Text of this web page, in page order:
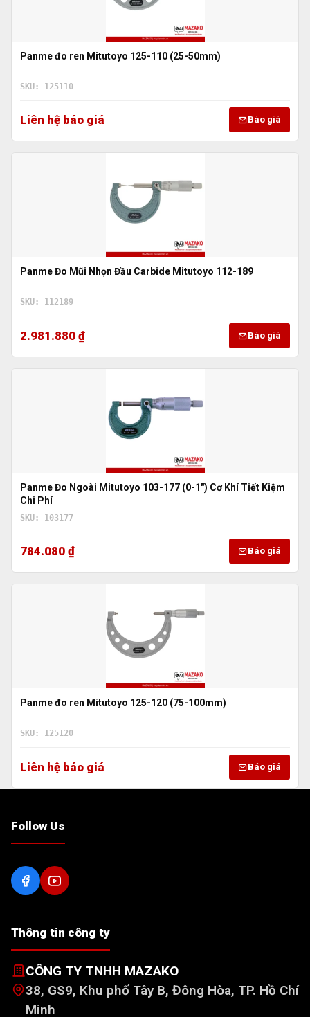
Panme đo ren Mitutoyo 125-110 (25-50mm)
SKU: 125110
Liên hệ báo giá Báo giá
Panme Đo Mũi Nhọn Đầu Carbide Mitutoyo 112-189
SKU: 112189
2.981.880 ₫ Báo giá
Panme Đo Ngoài Mitutoyo 103-177 (0-1″) Cơ Khí Tiết Kiệm
Chi Phí
SKU: 103177
784.080 ₫ Báo giá
Panme đo ren Mitutoyo 125-120 (75-100mm)
SKU: 125120
Liên hệ báo giá Báo giá
Follow Us
Thông tin công ty
CÔNG TY TNHH MAZAKO
38, GS9, Khu phố Tây B, Đông Hòa, TP. Hồ Chí
Minh